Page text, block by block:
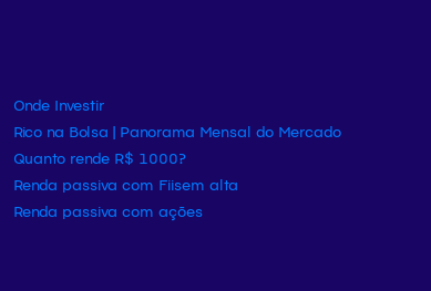
Onde Investir
Rico na Bolsa | Panorama Mensal do Mercado
Quanto rende R$ 1000?
Renda passiva com Fiisem alta
Renda passiva com ações